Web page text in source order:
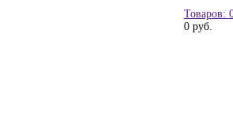
Товаров:
0 руб.